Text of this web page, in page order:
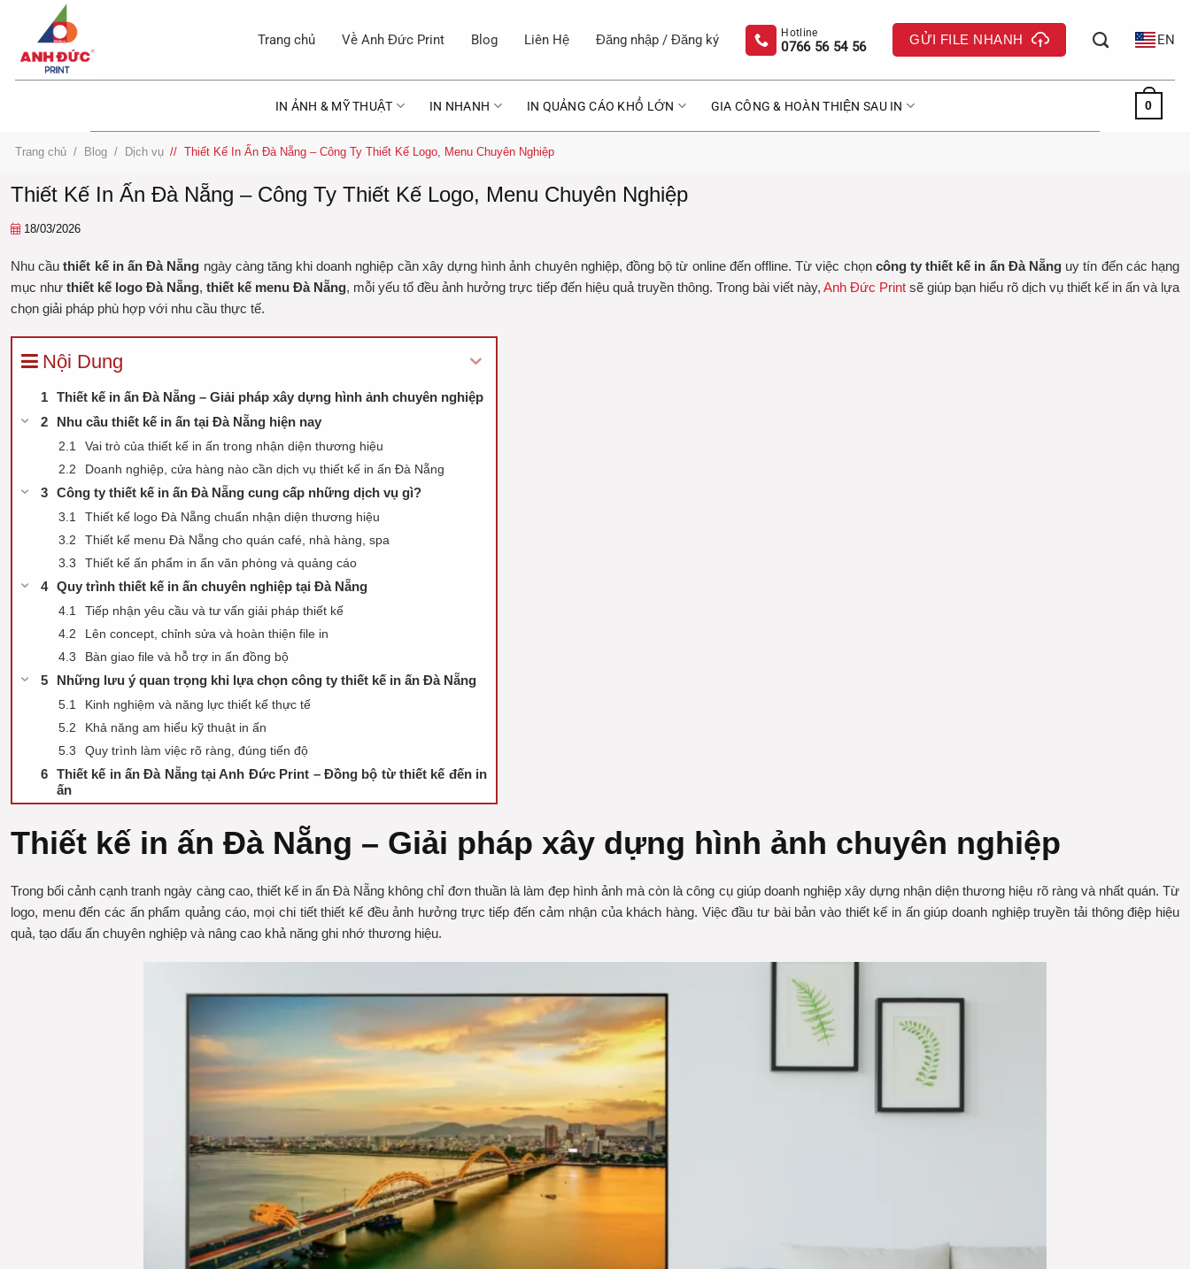
Trang chủ Về Anh Đức Print Blog Liên Hệ Đăng nhập / Đăng ký 0766 56 54 56 GỬI FILE NHANH EN
IN ẢNH & MỸ THUẬT IN NHANH IN QUẢNG CÁO KHỔ LỚN GIA CÔNG & HOÀN THIỆN SAU IN 0
Trang chủ / Blog / Dịch vụ / Thiết Kế In Ấn Đà Nẵng – Công Ty Thiết Kế Logo, Menu Chuyên Nghiệp
Thiết Kế In Ấn Đà Nẵng – Công Ty Thiết Kế Logo, Menu Chuyên Nghiệp
18/03/2026
Nhu cầuthiết kế in ấn Đà Nẵng ngày càng tăng khi doanh nghiệp cần xây dựng hình ảnh chuyên nghiệp, đồng bộ từ online đến offline. Từ việc chọn công ty thiết kế in ấn Đà Nẵng uy tín đến các hạng
mục như thiết kế logo Đà Nẵng, thiết kế menu Đà Nẵng, mỗi yếu tố đều ảnh hưởng trực tiếp đến hiệu quả truyền thông. Trong bài viết này, Anh Đức Print sẽ giúp bạn hiểu rõ dịch vụ thiết kế in ấn và lựa
chọn giải pháp phù hợp với nhu cầu thực tế.
Nội Dung
Thiết kế in ấn Đà Nẵng – Giải pháp xây dựng hình ảnh chuyên nghiệp
Nhu cầu thiết kế in ấn tại Đà Nẵng hiện nay
Vai trò của thiết kế in ấn trong nhận diện thương hiệu
Doanh nghiệp, cửa hàng nào cần dịch vụ thiết kế in ấn Đà Nẵng
Công ty thiết kế in ấn Đà Nẵng cung cấp những dịch vụ gì?
Thiết kế logo Đà Nẵng chuẩn nhận diện thương hiệu
Thiết kế menu Đà Nẵng cho quán café, nhà hàng, spa
Thiết kế ấn phẩm in ấn văn phòng và quảng cáo
Quy trình thiết kế in ấn chuyên nghiệp tại Đà Nẵng
Tiếp nhận yêu cầu và tư vấn giải pháp thiết kế
Lên concept, chỉnh sửa và hoàn thiện file in
Bàn giao file và hỗ trợ in ấn đồng bộ
Những lưu ý quan trọng khi lựa chọn công ty thiết kế in ấn Đà Nẵng
Kinh nghiệm và năng lực thiết kế thực tế
Khả năng am hiểu kỹ thuật in ấn
Quy trình làm việc rõ ràng, đúng tiến độ
Thiết kế in ấn Đà Nẵng tại Anh Đức Print – Đồng bộ từ thiết kế đến in
ấn
Thiết kế in ấn Đà Nẵng – Giải pháp xây dựng hình ảnh chuyên nghiệp
Trong bối cảnh cạnh tranh ngày càng cao, thiết kế in ấn Đà Nẵng không chỉ đơn thuần là làm đẹp hình ảnh mà còn là công cụ giúp doanh nghiệp xây dựng nhận diện thương hiệu rõ ràng và nhất quán. Từ
logo, menu đến các ấn phẩm quảng cáo, mọi chi tiết thiết kế đều ảnh hưởng trực tiếp đến cảm nhận của khách hàng. Việc đầu tư bài bản vào thiết kế in ấn giúp doanh nghiệp truyền tải thông điệp hiệu
quả, tạo dấu ấn chuyên nghiệp và nâng cao khả năng ghi nhớ thương hiệu.